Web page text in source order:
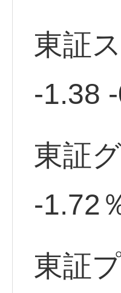
東証
-1.38
東証
-1.72
東証